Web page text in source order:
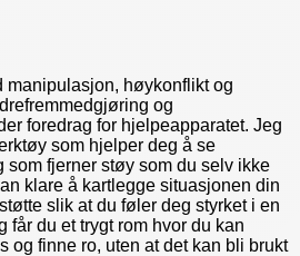
manipulasjon, høykonflikt og
og
foredrag for hjelpeapparatet. Jeg
som hjelper deg å se
som fjerner støy som du selv ikke
klare å kartlegge situasjonen din
slik at du føler deg styrket i en
får du et trygt rom hvor du kan
og finne ro, uten at det kan bli brukt